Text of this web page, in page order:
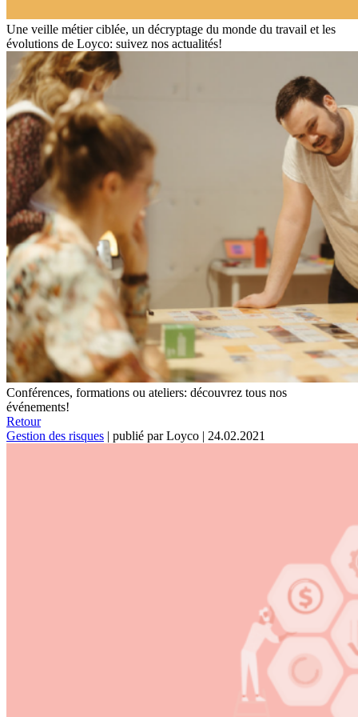
Une veille métier ciblée, un décryptage du monde du travail et les
évolutions de Loyco: suivez nos actualités!
Conférences, formations ou ateliers: découvrez tous nos
événements!
Retour
Gestion des risques | publié par Loyco | 24.02.2021